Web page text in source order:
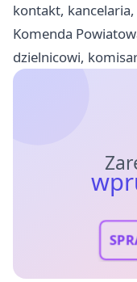
kontakt,
Komenda
dzielnicowi,